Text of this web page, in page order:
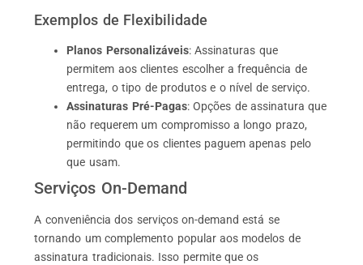
Exemplos de Flexibilidade
Planos Personalizáveis: Assinaturas que
permitem aos clientes escolher a frequência de
entrega, o tipo de produtos e o nível de serviço.
Assinaturas Pré-Pagas: Opções de assinatura que
não requerem um compromisso a longo prazo,
permitindo que os clientes paguem apenas pelo
que usam.
Serviços On-Demand
A conveniência dos serviços on-demand está se
tornando um complemento popular aos modelos de
assinatura tradicionais. Isso permite que os